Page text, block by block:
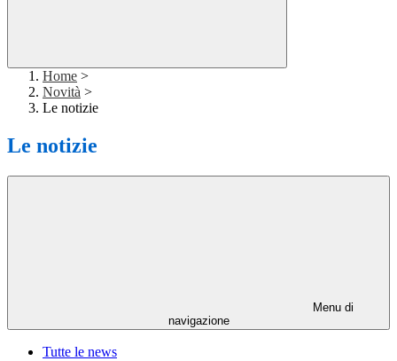
Home >
Novità >
Le notizie
Le notizie
Menu di
navigazione
Tutte le news